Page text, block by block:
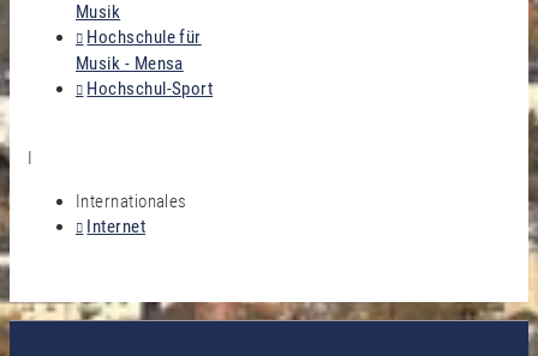
Musik
Hochschule für
Musik - Mensa
Hochschul-Sport
I
Internationales
Internet